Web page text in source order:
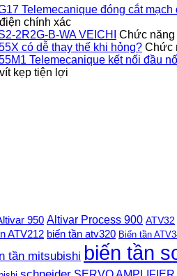
Telemecanique đóng cắt
chính xác
2R2G-B-WA VEICHI
Chức năng
có dễ thay thế khi hỏng? Chức
Telemecanique kết nối đầu
kẹp tiện lợi
950 Altivar Process 900 ATV32
ATV212 biến tần atv320 Biến tần
tần mitsubishi biến tần